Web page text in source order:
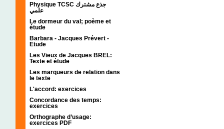
Physique TCSC جذع مشترك
علمي
Le dormeur du val; poème et
étude
Barbara - Jacques Prévert -
Etude
Les Vieux de Jacques BREL:
Texte et étude
Les marqueurs de relation dans
le texte
L'accord: exercices
Concordance des temps:
exercices
Orthographe d’usage:
exercices PDF